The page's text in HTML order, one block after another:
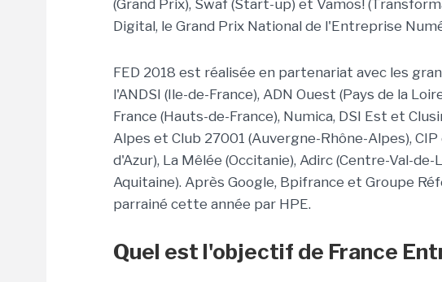
(Grand Prix), Swaf (Start-up) et Vamos!
Digital, le Grand Prix National de l'Entreprise
FED 2018 est réalisée en partenariat avec les
l'ANDSI (Ile-de-France), ADN Ouest (Pays de la
France (Hauts-de-France), Numica, DSI Est et
Alpes et Club 27001 (Auvergne-Rhône-Alpes),
d'Azur), La Mêlée (Occitanie), Adirc (Centre-Val-
Aquitaine). Après Google, Bpifrance et Groupe
parrainé cette année par HPE.
Quel est l'objectif de France